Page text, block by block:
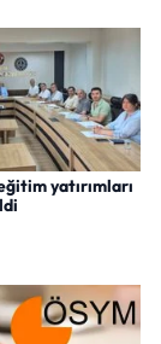
yatırımları